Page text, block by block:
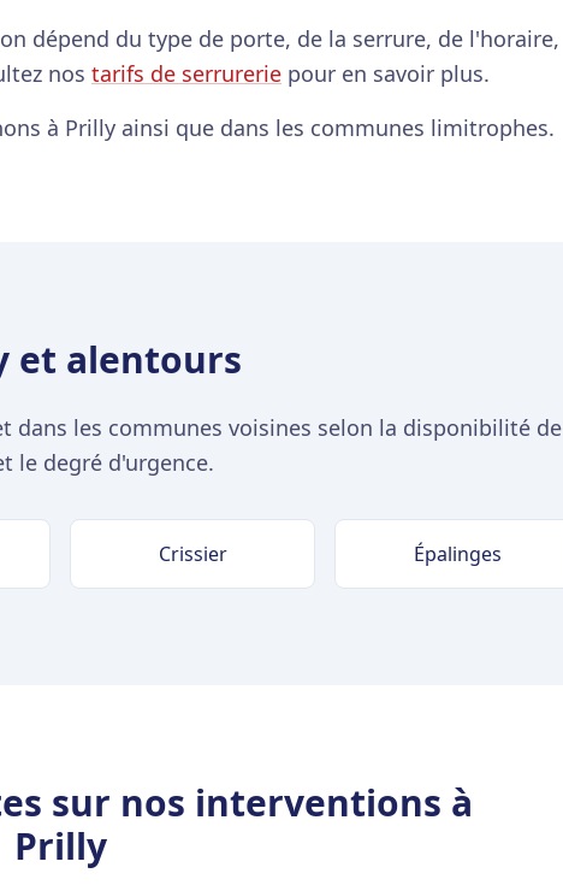
dépend du type de porte, de la serrure, de l'horaire,
nos tarifs de serrurerie pour en savoir plus.
à Prilly ainsi que dans les communes limitrophes.
et alentours
dans les communes voisines selon la disponibilité de
le degré d'urgence.
Crissier Épalinges
sur nos interventions à
Prilly